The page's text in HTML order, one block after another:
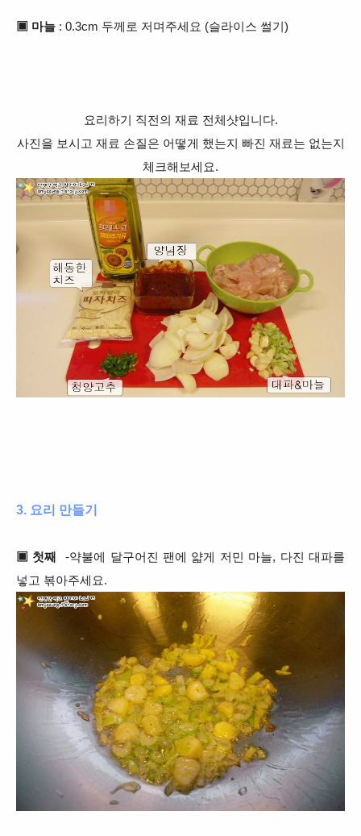
▣ 마늘 : 0.3cm 두께로 저며주세요 (슬라이스 썰기)
요리하기 직전의 재료 전체샷입니다.
사진을 보시고 재료 손질은 어떻게 했는지 빠진 재료는 없는지
체크해보세요.
3. 요리 만들기
▣ 첫째
-약불에 달구어진 팬에 얇게 저민 마늘, 다진 대파를
넣고 볶아주세요.